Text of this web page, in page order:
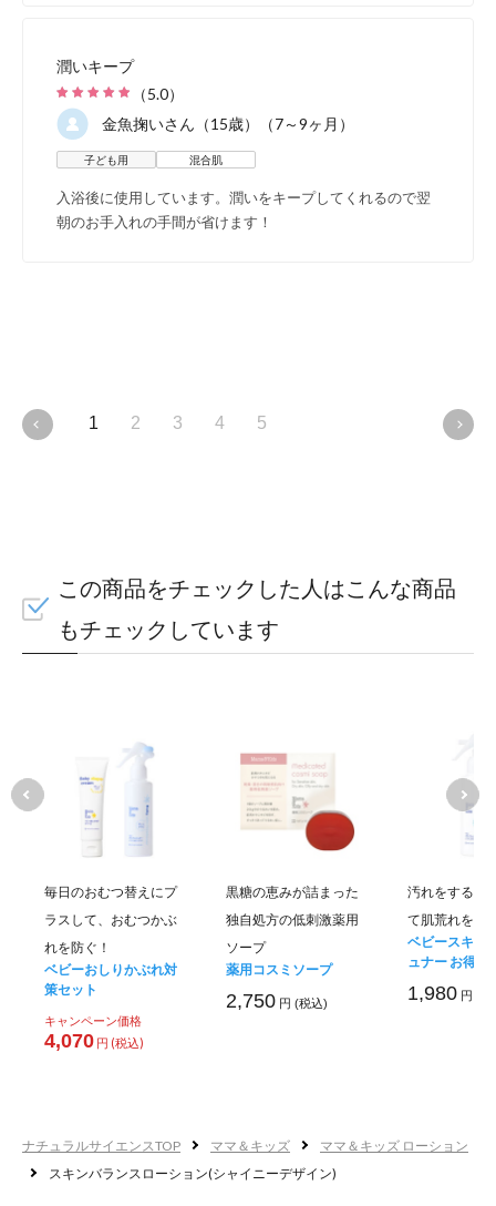
潤いキープ
（5.0）
金魚掬いさん（15歳）（7～9ヶ月）
子ども用 混合肌
入浴後に使用しています。潤いをキープしてくれるので翌
朝のお手入れの手間が省けます！
1 2 3 4 5
この商品をチェックした人はこんな商品
もチェックしています
毎日のおむつ替えにプ
ラスして、おむつかぶ
れを防ぐ！
ベビーおしりかぶれ対
策セット
キャンペーン価格
4,070 円 (税込)
黒糖の恵みが詰まった
独自処方の低刺激薬用
ソープ
薬用コスミソープ
2,750 円 (税込)
汚れをするん
て肌荒れを防
ベビースキン
ュナー お得用
1,980 円 (税
ナチュラルサイエンスTOP ママ＆キッズ
ママ＆キッズ ローション
スキンバランスローション(シャイニーデザイン)